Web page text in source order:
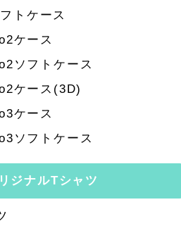
トケース
ケース
ソフトケース
ケース(3D)
ケース
ソフトケース
ジナルTシャツ